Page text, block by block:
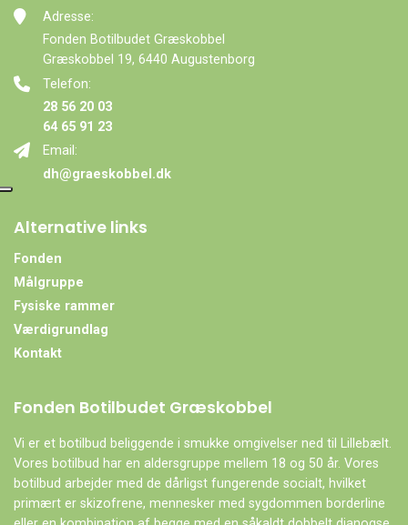
Adresse:
Fonden Botilbudet Græskobbel
Græskobbel 19, 6440 Augustenborg
Telefon:
28 56 20 03
64 65 91 23
Email:
dh@graeskobbel.dk
Alternative links
Fonden
Målgruppe
Fysiske rammer
Værdigrundlag
Kontakt
Fonden Botilbudet Græskobbel
Vi er et botilbud beliggende i smukke omgivelser ned til Lillebælt.
Vores botilbud har en aldersgruppe mellem 18 og 50 år. Vores
botilbud arbejder med de dårligst fungerende socialt, hvilket
primært er skizofrene, mennesker med sygdommen borderline